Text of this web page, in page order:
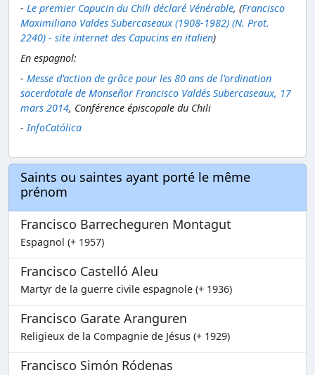
- Le premier Capucin du Chili déclaré Vénérable, (Francisco
Maximiliano Valdes Subercaseaux (1908-1982) (N. Prot.
2240) - site internet des Capucins en italien)
En espagnol:
- Messe d'action de grâce pour les 80 ans de l'ordination
sacerdotale de Monseñor Francisco Valdés Subercaseaux, 17
mars 2014, Conférence épiscopale du Chili
-InfoCatólica
Saints ou saintes ayant porté le même
prénom
Francisco Barrecheguren Montagut
Espagnol (+ 1957)
Francisco Castelló Aleu
Martyr de la guerre civile espagnole (+ 1936)
Francisco Garate Aranguren
Religieux de la Compagnie de Jésus (+ 1929)
Francisco Simón Ródenas